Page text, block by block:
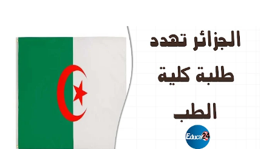
مواضيع تربوية
الشؤون الاجتماعية لأسرة
التعليم